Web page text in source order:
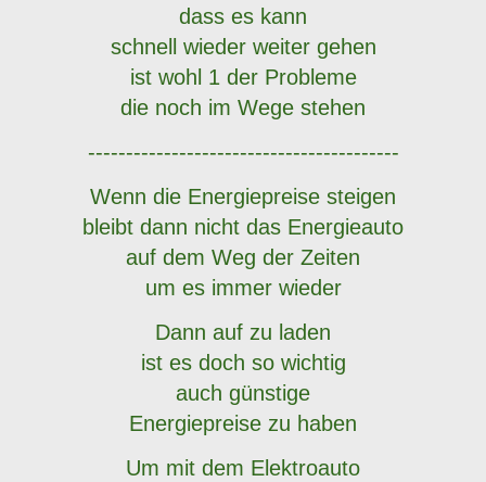
dass es kann
schnell wieder weiter gehen
ist wohl 1 der Probleme
die noch im Wege stehen
-----------------------------------------
Wenn die Energiepreise steigen
bleibt dann nicht das Energieauto
auf dem Weg der Zeiten
um es immer wieder
Dann auf zu laden
ist es doch so wichtig
auch günstige
Energiepreise zu haben
Um mit dem Elektroauto